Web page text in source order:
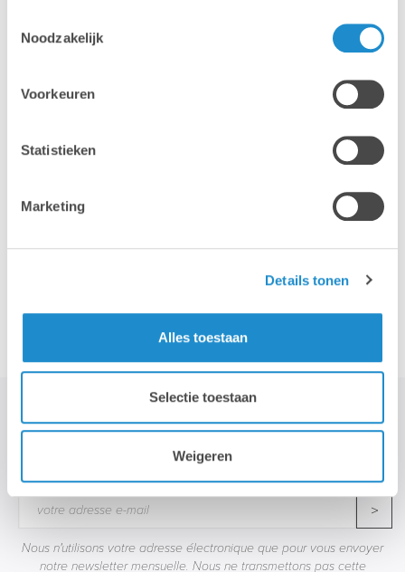
Noodzakelijk
Voorkeuren
Statistieken
Marketing
Details tonen
Alles toestaan
Selectie toestaan
Weigeren
iPhone
STAY TUNED!
>
Nous n'utilisons votre adresse électronique que pour vous envoyer
notre newsletter mensuelle. Nous ne transmettons pas cette